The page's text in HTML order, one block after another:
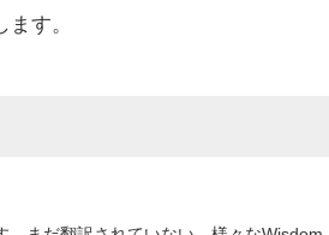
す。